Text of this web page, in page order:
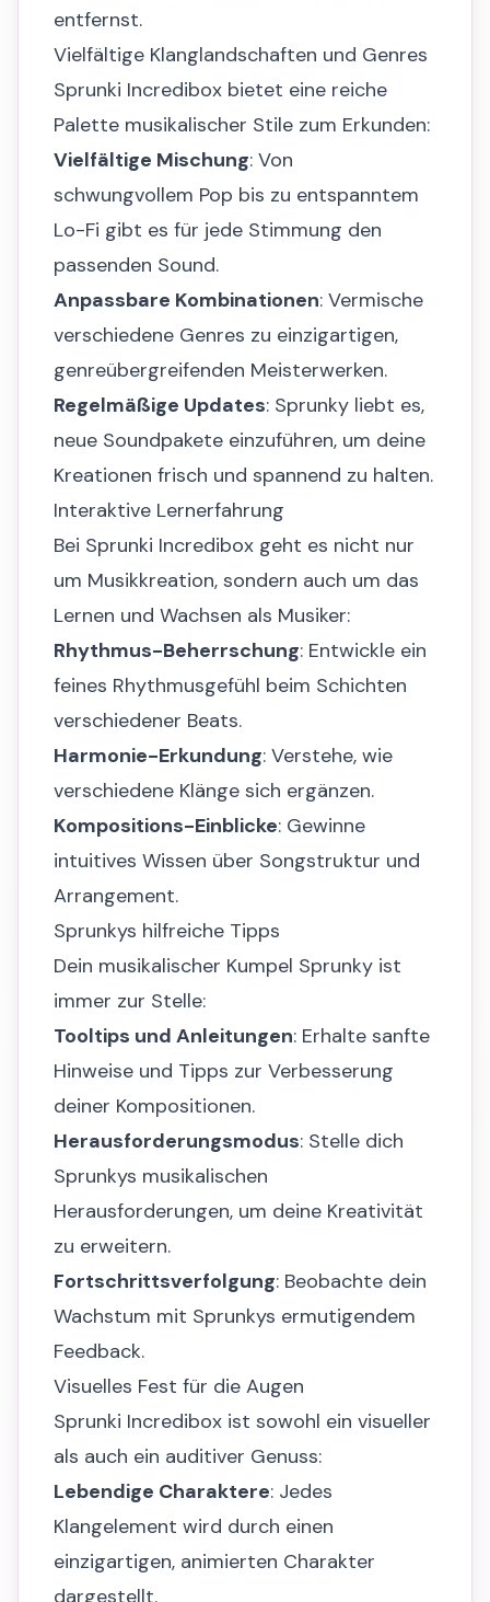
entfernst.
Vielfältige Klanglandschaften und Genres
Sprunki Incredibox bietet eine reiche
Palette musikalischer Stile zum Erkunden:
Vielfältige Mischung: Von
schwungvollem Pop bis zu entspanntem
Lo-Fi gibt es für jede Stimmung den
passenden Sound.
Anpassbare Kombinationen: Vermische
verschiedene Genres zu einzigartigen,
genreübergreifenden Meisterwerken.
Regelmäßige Updates: Sprunky liebt es,
neue Soundpakete einzuführen, um deine
Kreationen frisch und spannend zu halten.
Interaktive Lernerfahrung
Bei Sprunki Incredibox geht es nicht nur
um Musikkreation, sondern auch um das
Lernen und Wachsen als Musiker:
Rhythmus-Beherrschung: Entwickle ein
feines Rhythmusgefühl beim Schichten
verschiedener Beats.
Harmonie-Erkundung: Verstehe, wie
verschiedene Klänge sich ergänzen.
Kompositions-Einblicke: Gewinne
intuitives Wissen über Songstruktur und
Arrangement.
Sprunkys hilfreiche Tipps
Dein musikalischer Kumpel Sprunky ist
immer zur Stelle:
Tooltips und Anleitungen: Erhalte sanfte
Hinweise und Tipps zur Verbesserung
deiner Kompositionen.
Herausforderungsmodus: Stelle dich
Sprunkys musikalischen
Herausforderungen, um deine Kreativität
zu erweitern.
Fortschrittsverfolgung: Beobachte dein
Wachstum mit Sprunkys ermutigendem
Feedback.
Visuelles Fest für die Augen
Sprunki Incredibox ist sowohl ein visueller
als auch ein auditiver Genuss:
Lebendige Charaktere: Jedes
Klangelement wird durch einen
einzigartigen, animierten Charakter
dargestellt.